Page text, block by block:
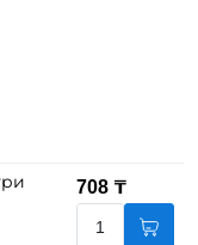
708 ₸